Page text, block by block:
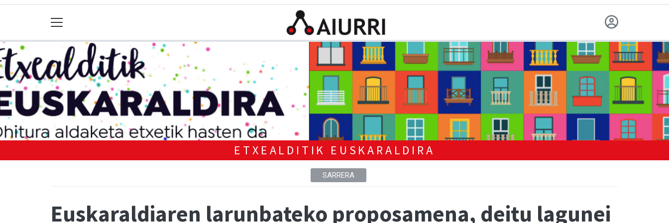
ETXEALDITIK EUSKARALDIRA
SARRERA
Euskaraldiaren larunbateko proposamena, deitu lagunei